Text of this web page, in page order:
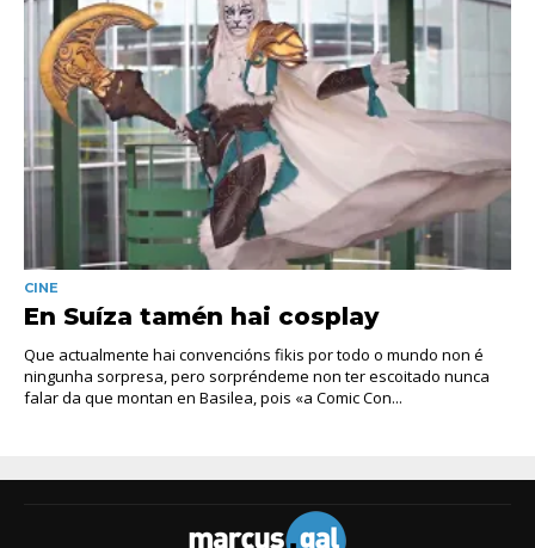
CINE
En Suíza tamén hai cosplay
Que actualmente hai convencións fikis por todo o mundo non é
ningunha sorpresa, pero sorpréndeme non ter escoitado nunca
falar da que montan en Basilea, pois «a Comic Con...